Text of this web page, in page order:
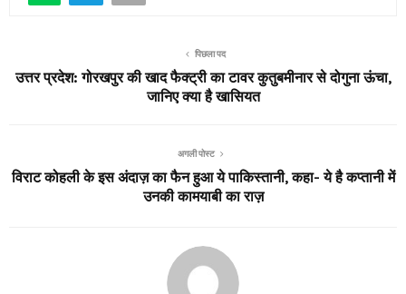
पिछला पद
उत्तर प्रदेश: गोरखपुर की खाद फैक्ट्री का टावर कुतुबमीनार से दोगुना ऊंचा,
जानिए क्या है खासियत
अगली पोस्ट
विराट कोहली के इस अंदाज़ का फैन हुआ ये पाकिस्तानी, कहा- ये है कप्तानी में
उनकी कामयाबी का राज़